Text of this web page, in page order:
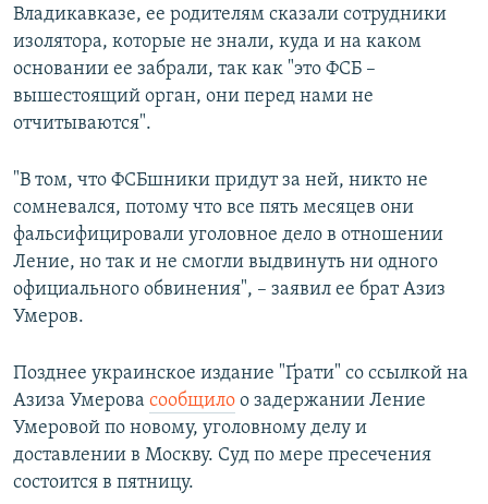
Владикавказе, ее родителям сказали сотрудники
изолятора, которые не знали, куда и на каком
основании ее забрали, так как "это ФСБ –
вышестоящий орган, они перед нами не
отчитываются".
"В том, что ФСБшники придут за ней, никто не
сомневался, потому что все пять месяцев они
фальсифицировали уголовное дело в отношении
Ление, но так и не смогли выдвинуть ни одного
официального обвинения", – заявил ее брат Азиз
Умеров.
Позднее украинское издание "Ґрати" со ссылкой на
Азиза Умерова сообщило о задержании Ление
Умеровой по новому, уголовному делу и
доставлении в Москву. Суд по мере пресечения
состоится в пятницу.